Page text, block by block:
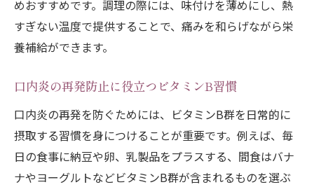
めおすすめです。調理の際には、味付けを薄めにし、熱
すぎない温度で提供することで、痛みを和らげながら栄
養補給ができます。
口内炎の再発防止に役立つビタミンB習慣
口内炎の再発を防ぐためには、ビタミンB群を日常的に
摂取する習慣を身につけることが重要です。例えば、毎
日の食事に納豆や卵、乳製品をプラスする、間食はバナ
ナやヨーグルトなどビタミンB群が含まれるものを選ぶ